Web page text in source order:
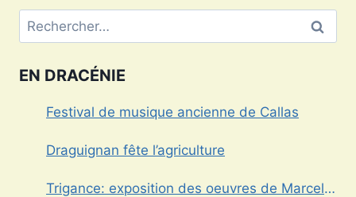
Rechercher :
EN DRACÉNIE
Festival de musique ancienne de Callas
Draguignan fête l’agriculture
Trigance: exposition des oeuvres de Marcel